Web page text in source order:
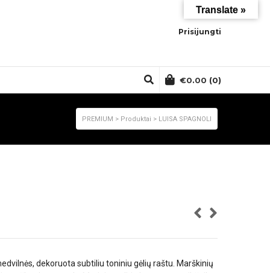
Prisijungti
€0.00 (0)
PREMIUM > Produktai > LUISA SPAGNOLI
dekoruota subtiliu toniniu gėlių raštu. Marškinių
Translate »